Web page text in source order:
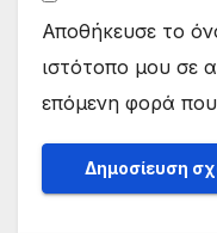
Αποθήκευσε το
ιστότοπο μου σε
επόμενη φορά